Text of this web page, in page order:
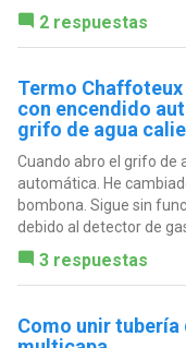
2 respuestas
Termo
con encendido
grifo de agua
Cuando abro el grifo de
automática. He
bombona. Sigue sin
debido al detector de
3 respuestas
Como unir